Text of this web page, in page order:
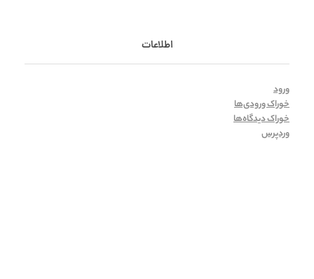
اطلاعات
ورود
خوراک ورودی‌ها
خوراک دیدگاه‌ها
وردپرس